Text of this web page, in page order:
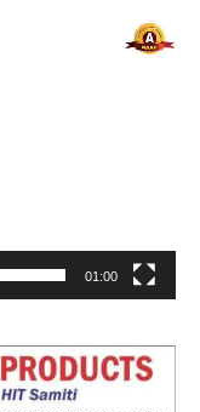
01:00